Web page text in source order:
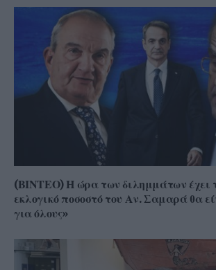
(ΒΙΝΤΕΟ) Η ώρα των διλημμάτων έχει
εκλογικό ποσοστό του Αν. Σαμαρά θα
για όλους»